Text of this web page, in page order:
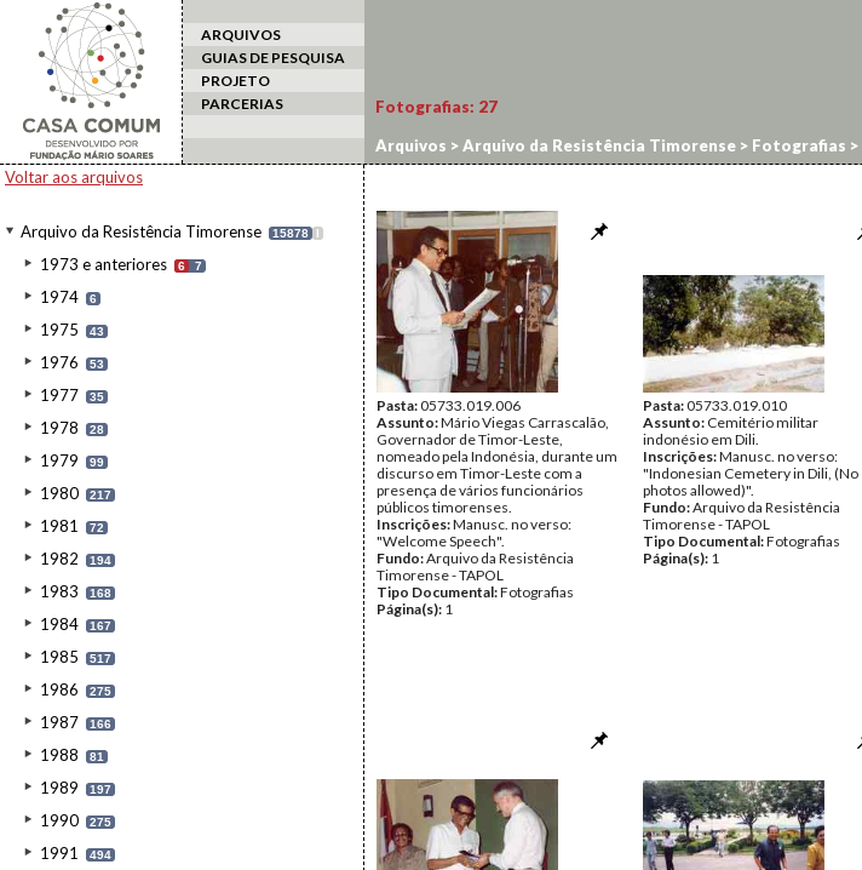
ARQUIVOS
GUIAS DE PESQUISA
PROJETO
PARCERIAS
Voltar aos arquivos
Arquivo da Resistência Timorense 15878 I
1973 e anteriores 6 7
1974 6
1975 43
1976 53
1977 35
1978 28
1979 99
1980 217
1981 72
1982 194
1983 168
1984 167
1985 517
1986 275
1987 166
1988 81
1989 197
1990 275
1991 494
Fotografias: 27
Arquivos >Arquivo da Resistência Timorense > Fotografias >
Pasta:05733.019.006
Assunto:Mário Viegas Carrascalão,
Governador de Timor-Leste,
nomeado pela Indonésia, durante um
discurso em Timor-Leste com a
presença de vários funcionários
públicos timorenses.
Inscrições:Manusc. no verso:
"Welcome Speech".
Fundo:Arquivo da Resistência
Timorense - TAPOL
Tipo Documental:Fotografias
Página(s): 1
Pasta:05733.019.010
Assunto: Cemitério militar
indonésio em Dili.
Inscrições:Manusc. no verso:
"Indonesian Cemetery in Dili, (No
photos allowed)".
Fundo:Arquivo da Resistência
Timorense - TAPOL
Tipo Documental:Fotografias
Página(s): 1